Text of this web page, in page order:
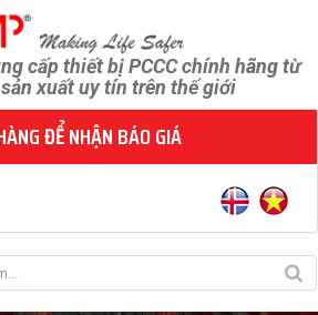
cấp thiết bị PCCC chính hãng từ
xuất uy tín trên thế giới
ĐỂ NHẬN BÁO GIÁ